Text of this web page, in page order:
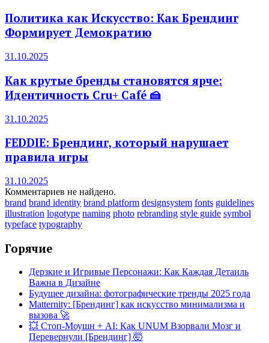
Политика как Искусство: Как Брендинг
Формирует Демократию
31.10.2025
Как крутые бренды становятся ярче:
Идентичность Cru+ Café 🍰
31.10.2025
FEDDIE: Брендинг, который нарушает
правила игры
31.10.2025
Комментариев не найдено.
brand brand identity brand platform designsystem fonts guidelines
illustration logotype naming photo rebranding style guide symbol
typeface typography
Горячие
Дерзкие и Игривые Персонажи: Как Каждая Детаиль
Важна в Дизайне
Будущее дизайна: фотографические тренды 2025 года
Matternity: [Брендинг] как искусство минимализма и
вызова 🚀
💥 Стоп-Моушн + AI: Как UNUM Взорвали Мозг и
Перевернули [Брендинг] 🤯